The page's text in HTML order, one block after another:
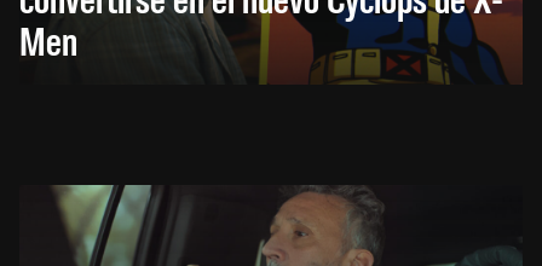
Men